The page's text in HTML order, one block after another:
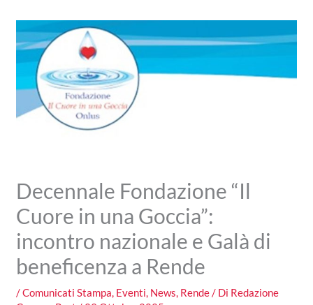
Decennale Fondazione “Il
Cuore in una Goccia”:
incontro nazionale e Galà di
beneficenza a Rende
/Comunicati Stampa, Eventi, News, Rende/ Di Redazione